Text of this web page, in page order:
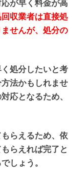
が早く料金が高
収業者は直接処
せんが、処分の
処分したいと考
法かもしれませ
応となるため、
らえるため、依
らえれば完了と
しょう。